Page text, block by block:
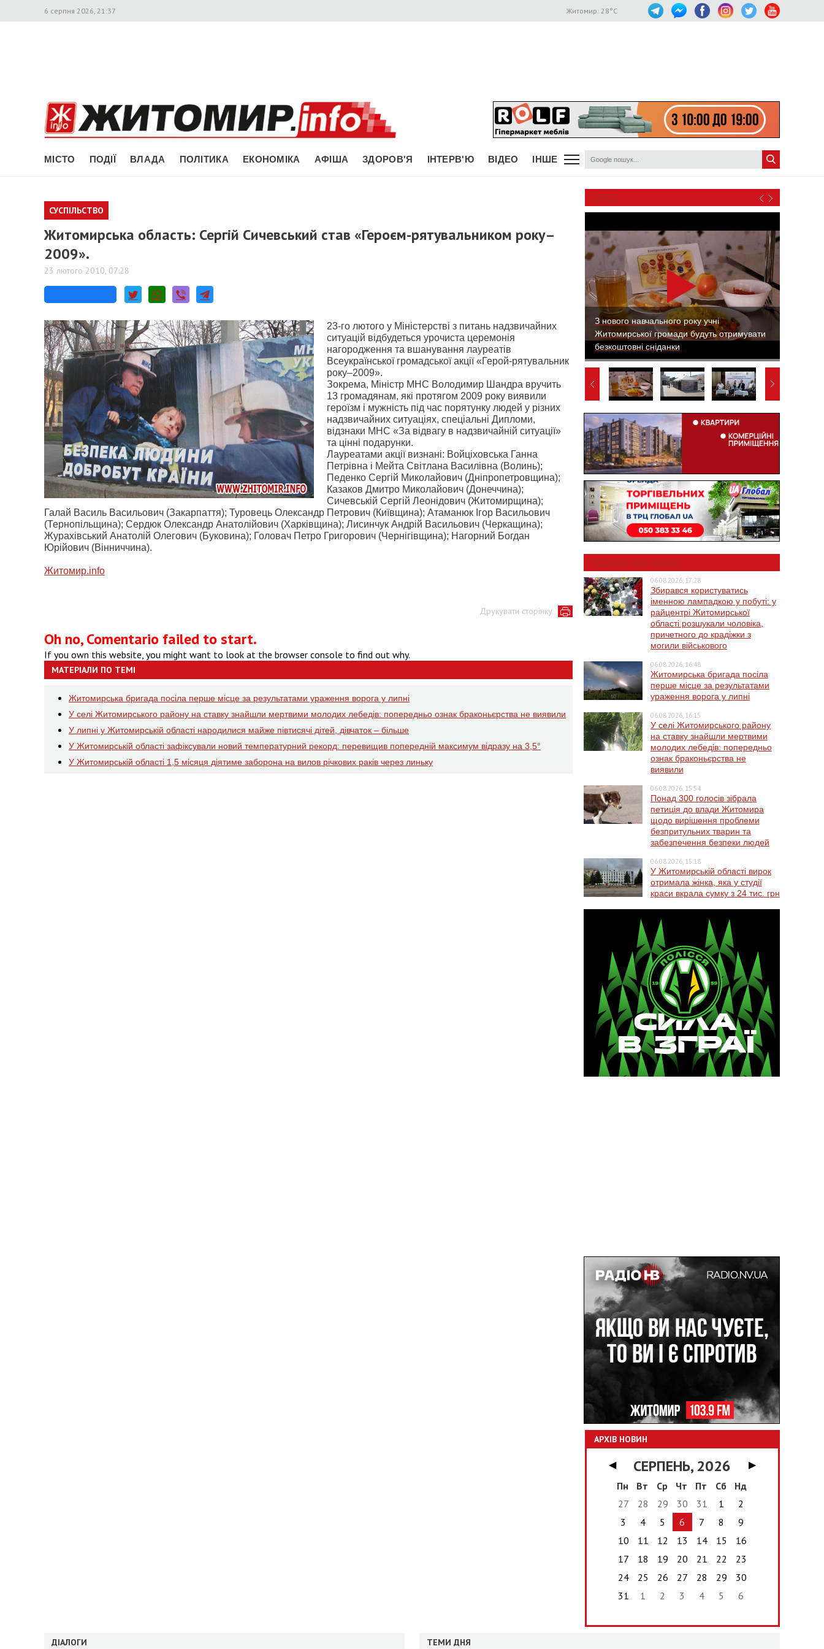
6 серпня 2026, 21:37 Житомир: 28°C
МІСТО ПОДІЇ ВЛАДА ПОЛІТИКА ЕКОНОМІКА АФІША ЗДОРОВ'Я ІНТЕРВ'Ю ВІДЕО ІНШЕ
СУСПІЛЬСТВО
Житомирська область: Сергій Сичевський став «Героєм-рятувальником року–
2009».
23 лютого 2010, 07:28
23-го лютого у Міністерстві з питань надзвичайних
ситуацій відбудеться урочиста церемонія
нагородження та вшанування лауреатів
Всеукраїнської громадської акції «Герой-рятувальник
року–2009».
Зокрема, Міністр МНС Володимир Шандра вручить
13 громадянам, які протягом 2009 року виявили
героїзм і мужність під час порятунку людей у різних
надзвичайних ситуаціях, спеціальні Дипломи,
відзнаки МНС «За відвагу в надзвичайній ситуації»
та цінні подарунки.
Лауреатами акції визнані: Войціховська Ганна
Петрівна і Мейта Світлана Василівна (Волинь);
Педенко Сергій Миколайович (Дніпропетровщина);
Казаков Дмитро Миколайович (Донеччина);
Сичевській Сергій Леонідович (Житомирщина);
Галай Василь Васильович (Закарпаття); Туровець Олександр Петрович (Київщина); Атаманюк Ігор Васильович
(Тернопільщина); Сердюк Олександр Анатолійович (Харківщина); Лисинчук Андрій Васильович (Черкащина);
Журахівський Анатолій Олегович (Буковина); Головач Петро Григорович (Чернігівщина); Нагорний Богдан
Юрійович (Вінниччина).
Житомир.info
Друкувати сторінку
Oh no, Comentario failed to start.
If you own this website, you might want to look at the browser console to find out why.
МАТЕРІАЛИ ПО ТЕМІ
Житомирська бригада посіла перше місце за результатами ураження ворога у липні
У селі Житомирського району на ставку знайшли мертвими молодих лебедів: попередньо ознак браконьєрства не виявили
У липні у Житомирській області народилися майже півтисячі дітей, дівчаток – більше
У Житомирській області зафіксували новий температурний рекорд: перевищив попередній максимум відразу на 3,5°
У Житомирській області 1,5 місяця діятиме заборона на вилов річкових раків через линьку
ВІДЕО
З нового навчального року учні
Житомирської громади будуть отримувати
безкоштовні сніданки
НОВИНИ ЖИТОМИРА
06.08.2026, 17:28
Збирався користуватись
іменною лампадкою у побуті: у
райцентрі Житомирської
області розшукали чоловіка,
причетного до крадіжки з
могили військового
06.08.2026, 16:48
Житомирська бригада посіла
перше місце за результатами
ураження ворога у липні
06.08.2026, 16:15
У селі Житомирського району
на ставку знайшли мертвими
молодих лебедів: попередньо
ознак браконьєрства не
виявили
06.08.2026, 15:54
Понад 300 голосів зібрала
петиція до влади Житомира
щодо вирішення проблеми
безпритульних тварин та
забезпечення безпеки людей
06.08.2026, 15:18
У Житомирській області вирок
отримала жінка, яка у студії
краси вкрала сумку з 24 тис. грн
АРХІВ НОВИН
◀ СЕРПЕНЬ, 2026
▶
Пн
Вт Ср Чт Пт Сб
Нд
27
28 29 30 31 1
2
3
4 5 6 7 8
9
10
11 12 13 14 15
16
17
18 19 20 21 22
23
24
25 26 27 28 29
30
31
1 2 3 4 5 6
ДІАЛОГИ ТЕМИ ДНЯ